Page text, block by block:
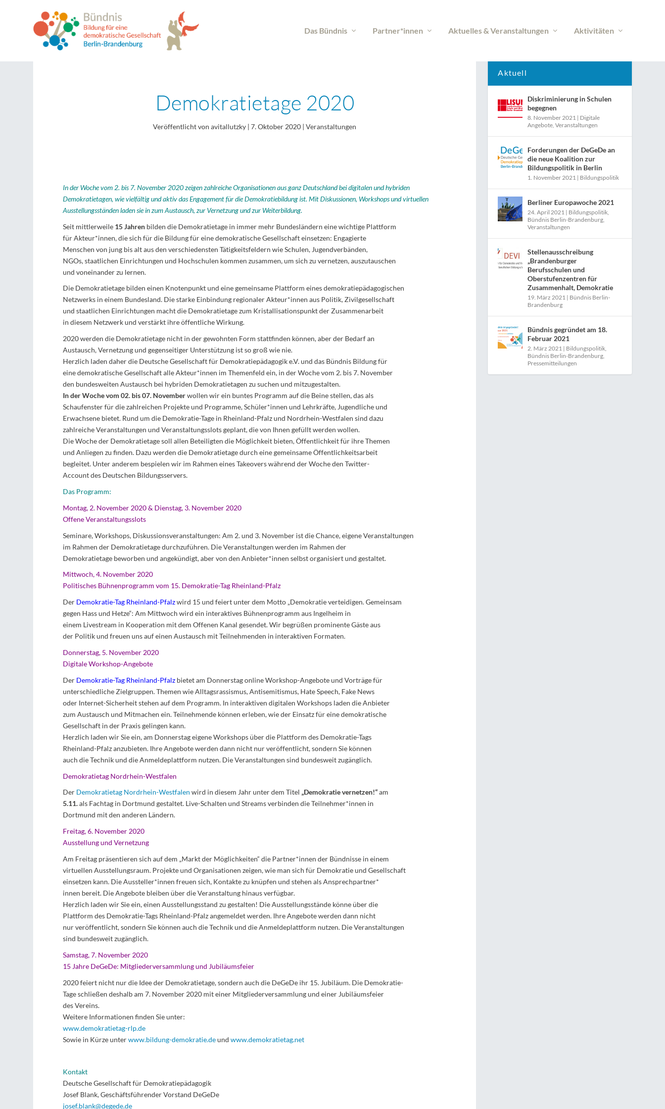
Das Bündnis Partner*innen Aktuelles & Veranstaltungen Aktivitäten
Demokratietage 2020
Veröffentlicht vonavitallutzky |7. Oktober 2020 |Veranstaltungen
In der Woche vom 2. bis 7. November 2020 zeigen zahlreiche Organisationenaus ganz Deutschland bei digitalen und hybriden
Demokratietagen,wie vielfältig und aktiv das Engagement für die Demokratiebildungist. Mit Diskussionen, Workshops und virtuellen
Ausstellungsständenladen sie in zum Austausch, zur Vernetzung und zur Weiterbildung.
Seit mittlerweile 15 Jahren bilden die Demokratietage in immer mehr Bundesländern eine wichtige Plattform
für Akteur*innen, die sich für die Bildung für eine demokratische Gesellschaft einsetzen: Engagierte
Menschen von jung bis alt aus den verschiedensten Tätigkeitsfeldern wie Schulen, Jugendverbänden,
NGOs, staatlichen Einrichtungen und Hochschulen kommen zusammen, um sich zu vernetzen, auszutauschen
und voneinander zu lernen.
Die Demokratietage bilden einen Knotenpunkt und eine gemeinsame Plattform eines demokratiepädagogischen
Netzwerks in einem Bundesland. Die starke Einbindung regionaler Akteur*innen aus Politik, Zivilgesellschaft
und staatlichen Einrichtungen macht die Demokratietage zum Kristallisationspunkt der Zusammenarbeit
in diesem Netzwerk und verstärkt ihre öffentliche Wirkung.
2020 werden die Demokratietage nicht in der gewohnten Form stattfinden können, aber der Bedarf an
Austausch, Vernetzung und gegenseitiger Unterstützung ist so groß wie nie.
Herzlich laden daher die Deutsche Gesellschaft für Demokratiepädagogik e.V. und das Bündnis Bildung für
eine demokratische Gesellschaft alle Akteur*innen im Themenfeld ein, in der Woche vom 2. bis 7. November
den bundesweiten Austausch bei hybriden Demokratietagen zu suchen und mitzugestalten.
In der Woche vom 02. bis 07. Novemberwollen wir ein buntes Programm auf die Beine stellen, das als
Schaufenster für die zahlreichen Projekte und Programme, Schüler*innen und Lehrkräfte, Jugendliche und
Erwachsene bietet. Rund um die Demokratie-Tage in Rheinland-Pfalz und Nordrhein-Westfalen sind dazu
zahlreiche Veranstaltungen und Veranstaltungsslots geplant, die von Ihnen gefüllt werden wollen.
Die Woche der Demokratietage soll allen Beteiligten die Möglichkeit bieten, Öffentlichkeit für ihre Themen
und Anliegen zu finden. Dazu werden die Demokratietage durch eine gemeinsame Öffentlichkeitsarbeit
begleitet. Unter anderem bespielen wir im Rahmen eines Takeovers während der Woche den Twitter-
Account des Deutschen Bildungsservers.
Das Programm:
Montag, 2. November 2020 & Dienstag, 3. November 2020
Offene Veranstaltungsslots
Seminare, Workshops, Diskussionsveranstaltungen: Am 2. und 3. November ist die Chance, eigene Veranstaltungen
im Rahmen der Demokratietage durchzuführen. Die Veranstaltungen werden im Rahmen der
Demokratietage beworben und angekündigt, aber von den Anbieter*innen selbst organisiert und gestaltet.
Mittwoch, 4. November 2020
Politisches Bühnenprogramm vom 15. Demokratie-Tag Rheinland-Pfalz
Der Demokratie-Tag Rheinland-Pfalzwird 15 und feiert unter dem Motto „Demokratie verteidigen. Gemeinsam
gegen Hass und Hetze“: Am Mittwoch wird ein interaktives Bühnenprogramm aus Ingelheim in
einem Livestream in Kooperation mit dem Offenen Kanal gesendet. Wir begrüßen prominente Gäste aus
der Politik und freuen uns auf einen Austausch mit Teilnehmenden in interaktiven Formaten.
Donnerstag, 5. November 2020
Digitale Workshop-Angebote
Der Demokratie-Tag Rheinland-Pfalz bietet am Donnerstag online Workshop-Angebote und Vorträge für
unterschiedliche Zielgruppen. Themen wie Alltagsrassismus, Antisemitismus, Hate Speech, Fake News
oder Internet-Sicherheit stehen auf dem Programm. In interaktiven digitalen Workshops laden die Anbieter
zum Austausch und Mitmachen ein. Teilnehmende können erleben, wie der Einsatz für eine demokratische
Gesellschaft in der Praxis gelingen kann.
Herzlich laden wir Sie ein, am Donnerstag eigene Workshops über die Plattform des Demokratie-Tags
Rheinland-Pfalz anzubieten. Ihre Angebote werden dann nicht nur veröffentlicht, sondern Sie können
auch die Technik und die Anmeldeplattform nutzen. Die Veranstaltungen sind bundesweit zugänglich.
Demokratietag Nordrhein-Westfalen
Der Demokratietag Nordrhein-Westfalen wird in diesem Jahr unter dem Titel „Demokratie vernetzen!“am
5.11.als Fachtag in Dortmund gestaltet. Live-Schalten und Streams verbinden die Teilnehmer*innen in
Dortmund mit den anderen Ländern.
Freitag, 6. November 2020
Ausstellung und Vernetzung
Am Freitag präsentieren sich auf dem „Markt der Möglichkeiten“ die Partner*innen der Bündnisse in einem
virtuellen Ausstellungsraum. Projekte und Organisationen zeigen, wie man sich für Demokratie und Gesellschaft
einsetzen kann. Die Aussteller*innen freuen sich, Kontakte zu knüpfen und stehen als Ansprechpartner*
innen bereit. Die Angebote bleiben über die Veranstaltung hinaus verfügbar.
Herzlich laden wir Sie ein, einen Ausstellungsstand zu gestalten! Die Ausstellungsstände könne über die
Plattform des Demokratie-Tags Rheinland-Pfalz angemeldet werden. Ihre Angebote werden dann nicht
nur veröffentlicht, sondern Sie können auch die Technik und die Anmeldeplattform nutzen. Die Veranstaltungen
sind bundesweit zugänglich.
Samstag, 7. November 2020
15 Jahre DeGeDe: Mitgliederversammlung und Jubiläumsfeier
2020 feiert nicht nur die Idee der Demokratietage, sondern auch die DeGeDe ihr 15. Jubiläum. Die Demokratie-
Tage schließen deshalb am 7. November 2020 mit einer Mitgliederversammlung und einer Jubiläumsfeier
des Vereins.
Weitere Informationen finden Sie unter:
www.demokratietag-rlp.de
Sowie in Kürze unterwww.bildung-demokratie.deundwww.demokratietag.net
Kontakt
Deutsche Gesellschaft für Demokratiepädagogik
Josef Blank, Geschäftsführender Vorstand DeGeDe
josef.blank@degede.de
Aktuell
Diskriminierung in Schulen
begegnen
8. November 2021 | Digitale
Angebote ,Veranstaltungen
Forderungen der DeGeDe an
die neue Koalition zur
Bildungspolitik in Berlin
1. November 2021 | Bildungspolitik
Berliner Europawoche 2021
24. April 2021 | Bildungspolitik
Bündnis Berlin-Brandenburg
Veranstaltungen
Stellenausschreibung
„Brandenburger
Berufsschulen und
Oberstufenzentren für
Zusammenhalt, Demokratie
19. März 2021 | Bündnis Berlin-
Brandenburg
Bündnis gegründet am 18.
Februar 2021
2. März 2021 | Bildungspolitik
Bündnis Berlin-Brandenburg
Pressemitteilungen